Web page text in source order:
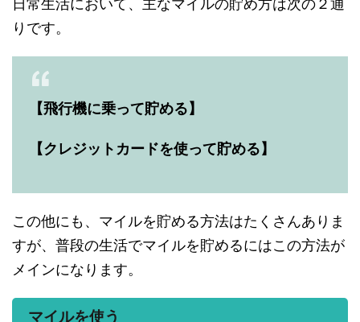
りです。
【飛行機に乗って貯める】
【クレジットカードを使って貯める】
この他にも、マイルを貯める方法はたくさんありま
すが、普段の生活でマイルを貯めるにはこの方法が
メインになります。
マイルを使う